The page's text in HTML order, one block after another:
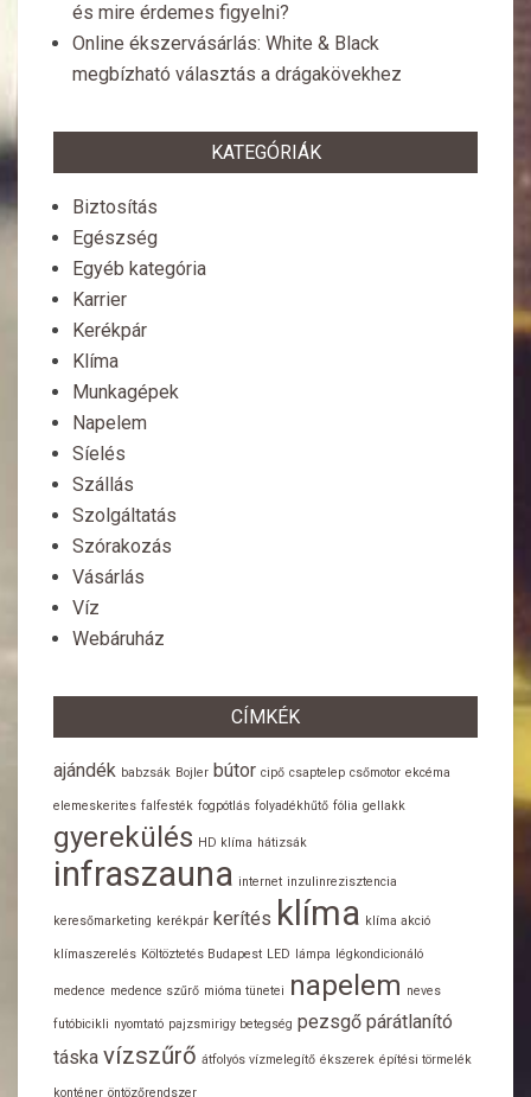
és mire érdemes figyelni?
Online ékszervásárlás: White & Black
megbízható választás a drágakövekhez
KATEGÓRIÁK
Biztosítás
Egészség
Egyéb kategória
Karrier
Kerékpár
Klíma
Munkagépek
Napelem
Síelés
Szállás
Szolgáltatás
Szórakozás
Vásárlás
Víz
Webáruház
CÍMKÉK
ajándék babzsák Bojler bútor cipő csaptelep csőmotor ekcéma
elemeskerites falfesték fogpótlás folyadékhűtő fólia gellakk
gyerekülés HD klíma hátizsák
infraszauna internet inzulinrezisztencia
keresőmarketing kerékpár kerítés klíma klíma akció
klímaszerelés Költöztetés Budapest LED lámpa légkondicionáló
medence medence szűrő mióma tünetei napelem neves
futóbicikli nyomtató pajzsmirigy betegség pezsgő párátlanító
táska vízszűrő átfolyós vízmelegítő ékszerek építési törmelék
konténer öntözőrendszer